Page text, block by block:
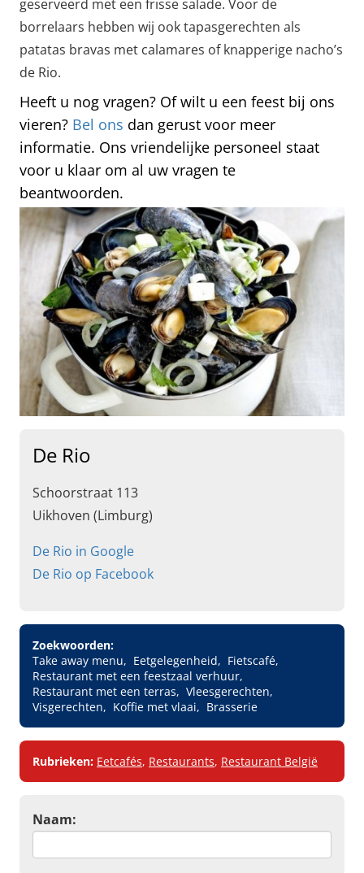
geserveerd met een frisse salade. Voor de
borrelaars hebben wij ook tapasgerechten als
patatas bravas met calamares of knapperige nacho’s
de Rio.
Heeft u nog vragen? Of wilt u een feest bij ons
vieren? Bel ons dan gerust voor meer
informatie. Ons vriendelijke personeel staat
voor u klaar om al uw vragen te
beantwoorden.
De Rio
Schoorstraat 113
Uikhoven (Limburg)
De Rio in Google
De Rio op Facebook
Zoekwoorden:
Take away menu
Eetgelegenheid
Fietscafé
Restaurant met een feestzaal verhuur
Restaurant met een terras
Vleesgerechten
Visgerechten
Koffie met vlaai Brasserie
Rubrieken: Eetcafés, Restaurants, Restaurant België
Naam: